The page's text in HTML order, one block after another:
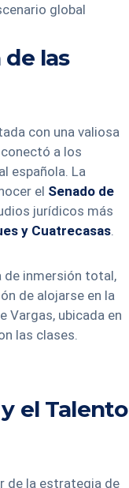
global
de las
con una valiosa
a los
española. La
el Senado de
jurídicos más
y Cuatrecasas.
de inmersión total,
de alojarse en la
Vargas, ubicada en
las clases.
el Talento
de la estrategia de